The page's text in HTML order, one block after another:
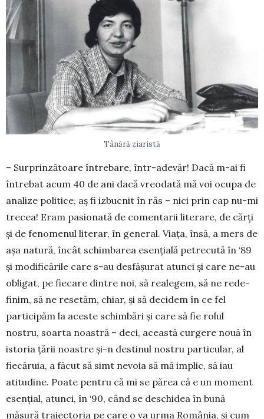
Tânără ziaristă
– Surprinzătoare întrebare, într-adevăr! Dacă m-ai fi
întrebat acum 40 de ani dacă vreodată mă voi ocupa de
analize politice, aș fi izbucnit în râs – nici prin cap nu-mi
trecea! Eram pasionată de co­men­tarii literare, de cărți
și de fenomenul literar, în ge­neral. Viața, însă, a mers de
așa natură, încât schim­­barea esențială petrecută în ‘89
și modifi­cările care s-au desfășurat atunci și care ne-au
obli­gat, pe fiecare dintre noi, să realegem, să ne re­de­
finim, să ne resetăm, chiar, și să decidem în ce fel
participăm la aceste schimbări și care să fie rolul
nostru, soarta noastră – deci, această curgere nouă în
istoria țării noastre și-n destinul nostru particular, al
fiecăruia, a făcut să simt nevoia să mă implic, să iau
atitudine. Poate pentru că mi se părea că e un mo­ment
esen­țial, atunci, în ‘90, când se deschidea în bună
măsură traiectoria pe care o va urma Ro­mâ­nia, și cum